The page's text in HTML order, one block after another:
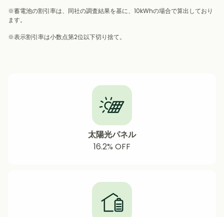
※蓄電池の割引率は、同社の調査結果を基に、10kWhの場合で算出しており
ます。
※表示割引率は小数点第2位以下切り捨て。
太陽光パネル
16.2% OFF